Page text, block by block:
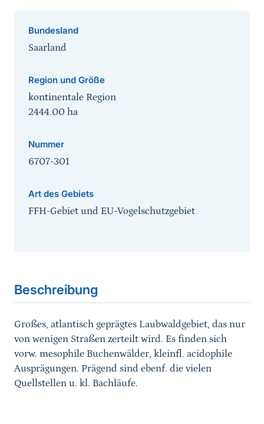
Bundesland
Saarland
Region und Größe
kontinentale Region
2444.00 ha
Nummer
6707-301
Art des Gebiets
FFH-Gebiet und EU-Vogelschutzgebiet
Beschreibung
Großes, atlantisch geprägtes Laubwaldgebiet, das nur
von wenigen Straßen zerteilt wird. Es finden sich
vorw. mesophile Buchenwälder, kleinfl. acidophile
Ausprägungen. Prägend sind ebenf. die vielen
Quellstellen u. kl. Bachläufe.